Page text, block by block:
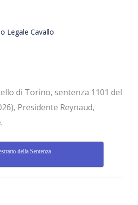
Legale Cavallo
di Torino, sentenza 1101 del
Presidente Reynaud,
della Sentenza